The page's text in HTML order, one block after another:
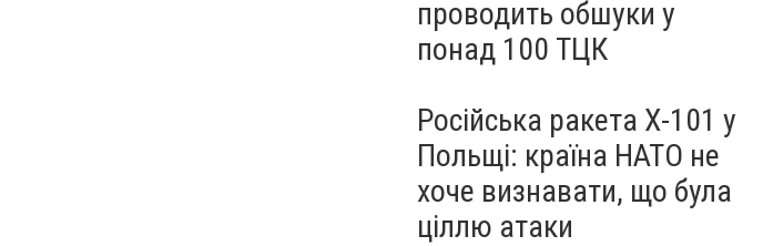
проводить обшуки у
понад 100 ТЦК
Російська ракета Х-101 у
Польщі: країна НАТО не
хоче визнавати, що була
ціллю атаки